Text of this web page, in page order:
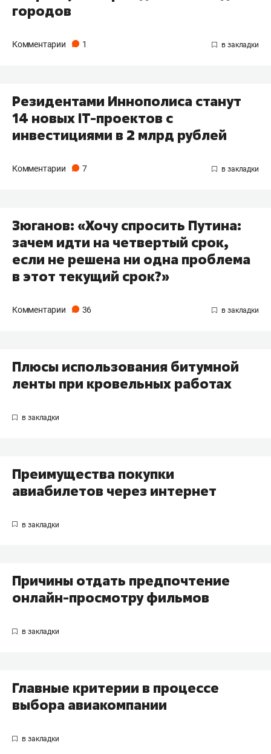
городов
Комментарии 1
Резидентами Иннополиса станут
14 новых IT-проектов с
инвестициями в 2 млрд рублей
Комментарии 7
Зюганов: «Хочу спросить Путина:
зачем идти на четвертый срок,
если не решена ни одна проблема
в этот текущий срок?»
Комментарии 36
Плюсы использования битумной
ленты при кровельных работах
Преимущества покупки
авиабилетов через интернет
Причины отдать предпочтение
онлайн-просмотру фильмов
Главные критерии в процессе
выбора авиакомпании